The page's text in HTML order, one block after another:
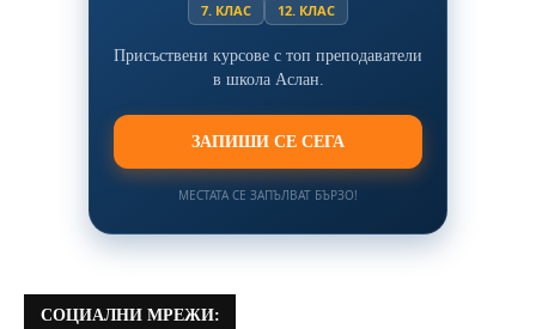
7. КЛАС 12. КЛАС
Присъствени курсове с топ преподаватели
в школа Аслан.
ЗАПИШИ СЕ СЕГА
МЕСТАТА СЕ ЗАПЪЛВАТ БЪРЗО!
СОЦИАЛНИ МРЕЖИ: